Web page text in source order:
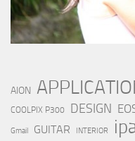
AION
COOLPIX P300 DESIGN
Gmail GUITAR INTERIOR